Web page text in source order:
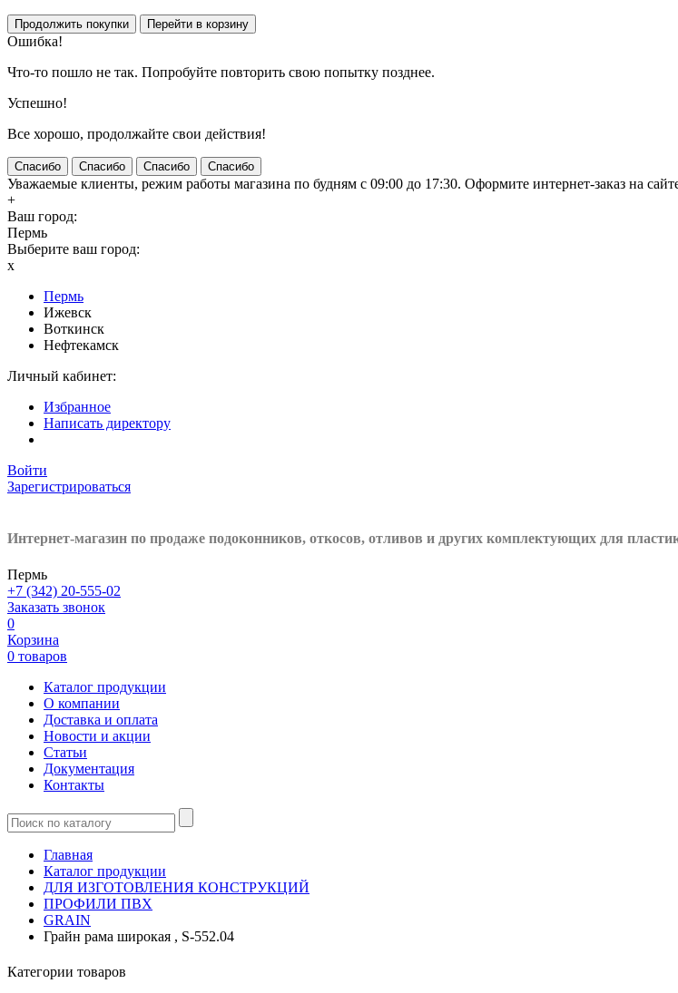
Ошибка!
Что-то пошло не так. Попробуйте повторить свою попытку позднее.
Успешно!
Все хорошо, продолжайте свои действия!
Спасибо Спасибо Спасибо Спасибо
Уважаемые клиенты, режим работы магазина по будням с 09:00 до 17:30. Оформите интернет-заказ на
+
Ваш город:
Пермь
Выберите ваш город:
x
Пермь
Ижевск
Воткинск
Нефтекамск
Личный кабинет:
Избранное
Написать директору
Войти
Зарегистрироваться
Интернет-магазин по продаже подоконников, откосов, отливов и других комплектующих для
Пермь
+7 (342) 20-555-02
Заказать звонок
0
Корзина
0 товаров
Каталог продукции
О компании
Доставка и оплата
Новости и акции
Статьи
Документация
Контакты
Главная
Каталог продукции
ДЛЯ ИЗГОТОВЛЕНИЯ КОНСТРУКЦИЙ
ПРОФИЛИ ПВХ
GRAIN
Грайн рама широкая , S-552.04
Категории товаров